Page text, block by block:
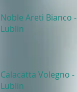
Noble Areti Bianco -
Lublin
Calacatta Volegno -
Lublin